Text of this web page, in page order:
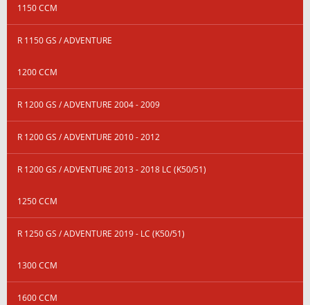
1150 CCM
R 1150 GS / ADVENTURE
1200 CCM
R 1200 GS / ADVENTURE 2004 - 2009
R 1200 GS / ADVENTURE 2010 - 2012
R 1200 GS / ADVENTURE 2013 - 2018 LC (K50/51)
1250 CCM
R 1250 GS / ADVENTURE 2019 - LC (K50/51)
1300 CCM
1600 CCM